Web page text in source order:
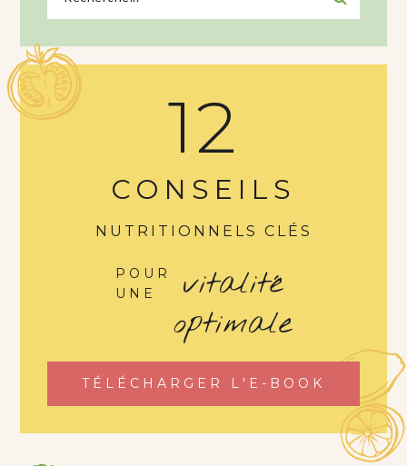
12
CONSEILS
NUTRITIONNELS CLÉS
POUR
UNE
vitalité
optimale
TÉLÉCHARGER L'E-BOOK